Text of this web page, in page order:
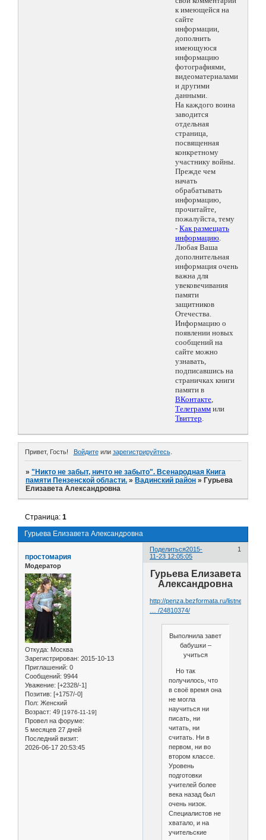
к имеющейся на
сайте
информации,
дополнить
имеющуюся
информацию
фотографиями,
видеоматериалами
и другими
данными.
На каждого воина
заводится
отдельная
страница,
посвященная
конкретному
участнику войны.
Прежде чем
начать
обрабатывать
информацию,
прочитайте,
пожалуйста, тему
- Как размещать
информацию.
Любая Ваша
дополнительная
информация очень
важна для
увековечивания
памяти
защитников
Отечества.
Информацию о
появлении новых
сообщений на
сайте можно
узнавать,
подписавшись на
страничках книги
памяти в
ВКонтакте,
Телеграмм или
Твиттер.
Привет, Гость! Войдитеили зарегистрируйтесь.
»"Никто не забыт, ничто не забыто". Всенародная Книга
памяти Пензенской области. » Вадинский район » Гурьева
Елизавета Александровна
Гурьева Елизавета Александровна
Страница:1
Поделиться 1
2015-
11-23 12:05:05
простомария
Модератор
Откуда: Москва
Зарегистрирован: 2015-10-13
Приглашений: 0
Сообщений: 9944
Уважение: [+2328/-1]
Позитив: [+1757/-0]
Пол: Женский
Возраст: 49 [1976-11-19]
Провел на форуме:
5 месяцев 27 дней
Последний визит:
2026-06-17 20:53:45
Гурьева Елизавета
Александровна
http://penza.bezformata.ru/listnews/vip
… /24810374/
Выполнила завет
бабушки –
учиться
Но так
получилось, что
в своё время она
не могла
научиться ни
писать, ни
читать, ни
считать. Ни в
первом, ни во
втором классе.
Уровень
подготовки
учителей более
века назад был
очень низок.
Специалистов не
хватало, и на
учительские